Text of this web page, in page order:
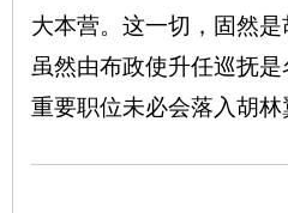
大本营。这一切，固然
虽然由布政使升任巡抚
重要职位未必会落入胡林